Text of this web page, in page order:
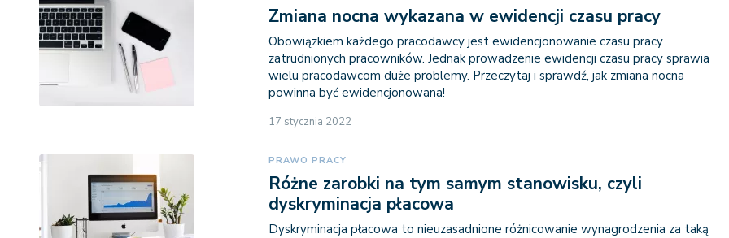
Zmiana nocna wykazana w ewidencji czasu pracy
Obowiązkiem każdego pracodawcy jest ewidencjonowanie czasu pracy
zatrudnionych pracowników. Jednak prowadzenie ewidencji czasu pracy sprawia
wielu pracodawcom duże problemy. Przeczytaj i sprawdź, jak zmiana nocna
powinna być ewidencjonowana!
17 stycznia 2022
PRAWO PRACY
Różne zarobki na tym samym stanowisku, czyli
dyskryminacja płacowa
Dyskryminacja płacowa to nieuzasadnione różnicowanie wynagrodzenia za taką